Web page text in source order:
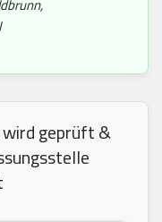
wird geprüft &